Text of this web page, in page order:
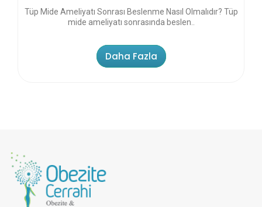
Tüp Mide Ameliyatı Sonrası Beslenme Nasıl Olmalıdır? Tüp
mide ameliyatı sonrasında beslen..
Daha Fazla